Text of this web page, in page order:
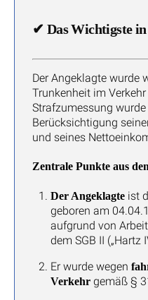
✔ Das Wichtigste
Der Angeklagte wurde
Trunkenheit im
Strafzumessung
Berücksichtigung
und seines
Zentrale Punkte aus
Der Angeklagteist
geboren am
aufgrund von
dem SGB II („Hartz
Er wurde wegen
Verkehrgemäß §